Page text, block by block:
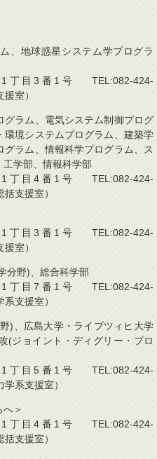
、地球惑星システム学プログラ
丁目3番1号 TEL:082-424-
室）
グラム、電気システム制御プログ
環境システムプログラム、建築学
ラム、情報科学プログラム、ス
工学部、情報科学部
丁目4番1号 TEL:082-424-
支援室）
丁目3番1号 TEL:082-424-
室）
分野)、総合科学部
丁目7番1号 TEL:082-424-
支援室）
)、広島大学・ライプツィヒ大学
(ジョイント・ディグリー・プロ
丁目5番1号 TEL:082-424-
系支援室）
＞
丁目4番1号 TEL:082-424-
支援室）